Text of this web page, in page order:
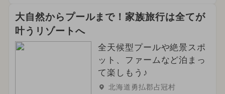
大自然からプールまで！家族旅行は全てが
叶うリゾートへ
全天候型プールや絶景スポ
ット、ファームなど泊まっ
て楽しもう♪
北海道勇払郡占冠村